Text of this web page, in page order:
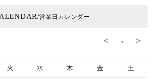
/営業日カレンダー
火 水 木 金 土